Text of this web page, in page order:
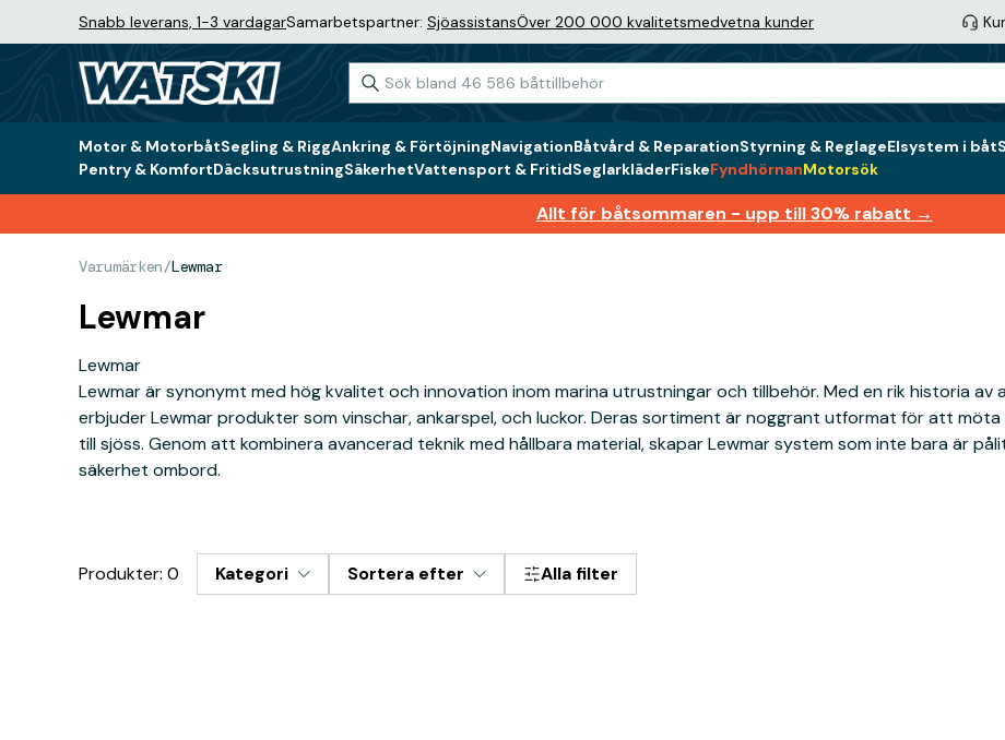
Snabb leverans, 1-3 vardagarSamarbetspartner: SjöassistansÖver 200 000 kvalitetsmedvetna kunder
Motor & MotorbåtSegling & RiggAnkring & FörtöjningNavigationBåtvård & ReparationStyrning & ReglageElsystem i båt
Pentry & KomfortDäcksutrustningSäkerhetVattensport & FritidSeglarkläderFiskeFyndhörnanMotorsök
Allt för båtsommaren - upp till 30% rabatt →
Varumärken/Lewmar
Lewmar
Lewmar
Lewmar är synonymt med hög kvalitet och innovation inom marina utrustningar och tillbehör. Med en rik historia
erbjuder Lewmar produkter som vinschar, ankarspel, och luckor. Deras sortiment är noggrant utformat för att
till sjöss. Genom att kombinera avancerad teknik med hållbara material, skapar Lewmar system som inte bara är
säkerhet ombord.
Produkter: 0 Kategori Sortera efter Alla filter